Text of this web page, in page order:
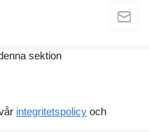
sektion
integritetspolicy och